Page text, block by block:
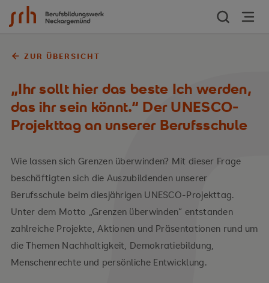
Zum Inhalt springen
ZUR ÜBERSICHT
„Ihr sollt hier das beste Ich werden,
das ihr sein könnt.“ Der UNESCO-
Projekttag an unserer Berufsschule
Wie lassen sich Grenzen überwinden? Mit dieser Frage
beschäftigten sich die Auszubildenden unserer
Berufsschule beim diesjährigen UNESCO-Projekttag.
Unter dem Motto „Grenzen überwinden“ entstanden
zahlreiche Projekte, Aktionen und Präsentationen rund um
die Themen Nachhaltigkeit, Demokratiebildung,
Menschenrechte und persönliche Entwicklung.